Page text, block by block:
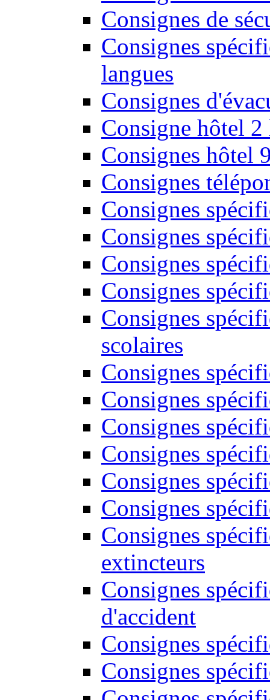
Consignes de
Consignes
langues
Consignes
Consigne hôtel 2
Consignes hôtel
Consignes
Consignes
Consignes
Consignes
Consignes
Consignes
scolaires
Consignes
Consignes
Consignes
Consignes
Consignes
Consignes
Consignes
extincteurs
Consignes
d'accident
Consignes
Consignes